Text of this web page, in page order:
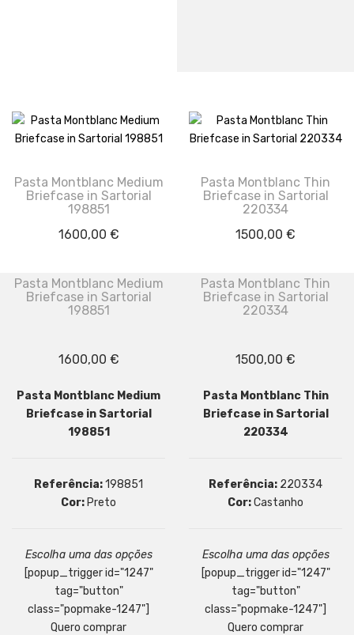
Pasta Montblanc Medium
Briefcase in Sartorial
198851
1600,00 €
Pasta Montblanc Medium
Briefcase in Sartorial
198851
1600,00 €
Pasta Montblanc Medium
Briefcase in Sartorial
198851
Referência:198851
Cor: Preto
Escolha uma das opções
[popup_trigger id="1247"
tag="button"
class="popmake-1247"]
Quero comprar
Pasta Montblanc Thin
Briefcase in Sartorial
220334
1500,00 €
Pasta Montblanc Thin
Briefcase in Sartorial
220334
1500,00 €
Pasta Montblanc Thin
Briefcase in Sartorial
220334
Referência: 220334
Cor:Castanho
Escolha uma das opções
[popup_trigger id="1247"
tag="button"
class="popmake-1247"]
Quero comprar